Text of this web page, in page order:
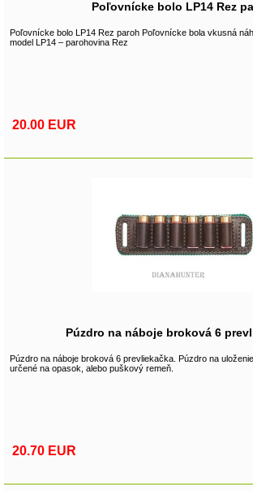
Poľovnícke bolo LP14 Rez
Poľovnícke bolo LP14 Rez paroh Poľovnícke bola vkusná
model LP14 – parohovina Rez
20.00 EUR
Púzdro na náboje broková 6
Púzdro na náboje broková 6 prevliekačka. Púzdro na
určené na opasok, alebo puškový remeň.
20.70 EUR